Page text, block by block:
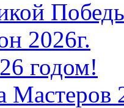
2026г.
годом!
Мастеров